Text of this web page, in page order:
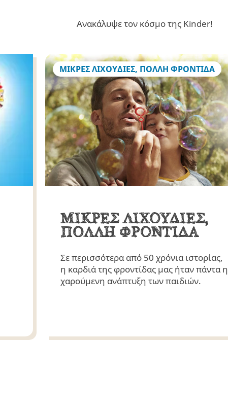
Ανακάλυψε τον κόσμο της Kinder!
ΜΙΚΡΕΣ ΛΙΧΟΥΔΙΕΣ, ΠΟΛΛΗ ΦΡΟΝΤΙΔΑ
ΜΙΚΡΕΣ ΛΙΧΟΥΔΙΕΣ,
ΠΟΛΛΗ ΦΡΟΝΤΙΔΑ
Σε περισσότερα από 50 χρόνια ιστορίας,
η καρδιά της φροντίδας μας ήταν πάντα η
χαρούμενη ανάπτυξη των παιδιών.